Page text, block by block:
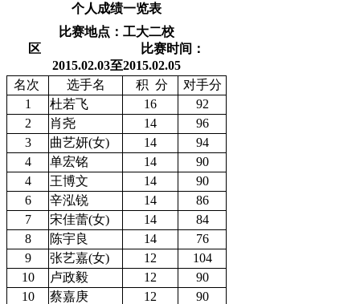
个人成绩一览表
比赛地点：工大二校
区 比赛时间：
2015.02.03至2015.02.05
名次
选手名 积 分
对手分
1
杜若飞 16
92
2
肖尧 14
96
3
曲艺妍(女) 14
94
4
单宏铭 14
90
4
王博文 14
90
6
辛泓锐 14
86
7
宋佳蕾(女) 14
84
8
陈宇良 14
76
9
张艺嘉(女) 12
104
10
卢政毅 12
90
10
蔡嘉庚 12
90